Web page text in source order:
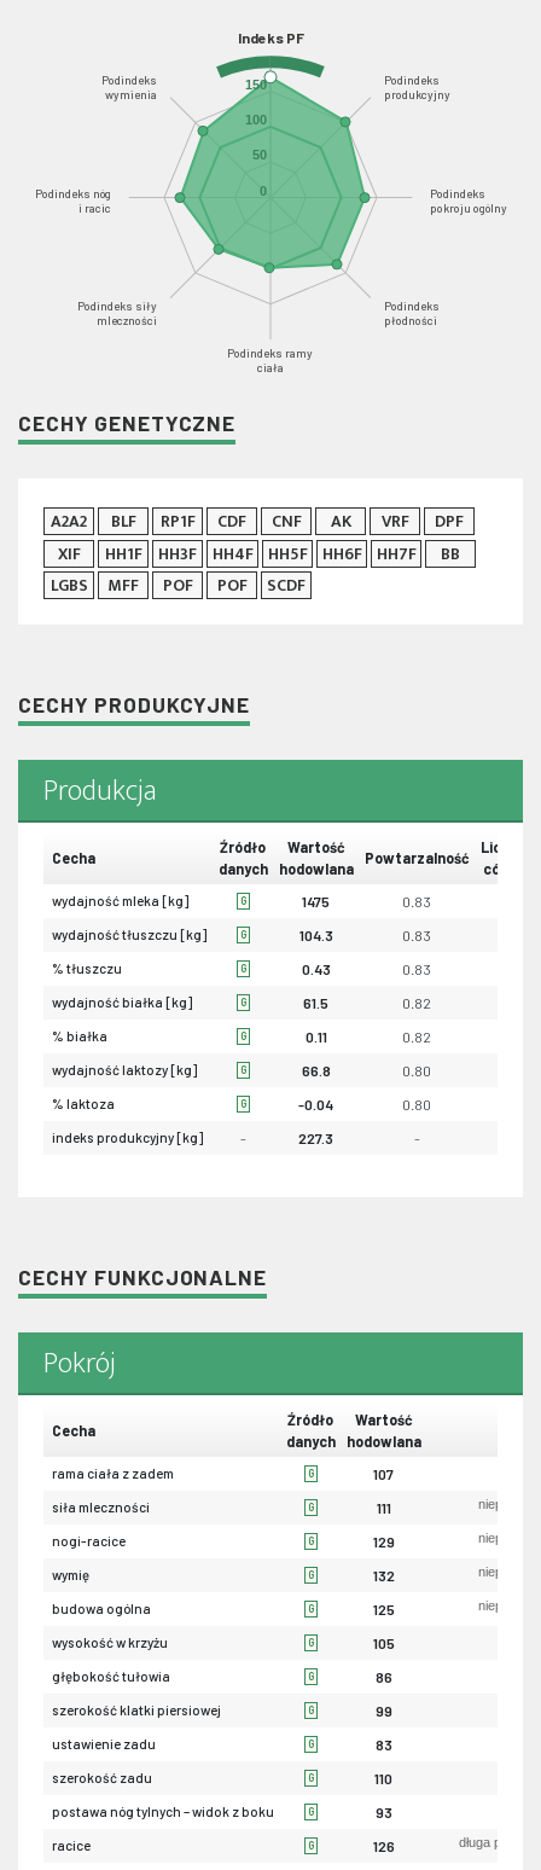
Indeks PF
Podindeks
produkcyjny
Podindeks
pokroju ogólny
Podindeks
płodności
Podindeks ramy
ciała
Podindeks siły
mleczności
Podindeks nóg
i racic
Podindeks
wymienia
0
50
100
150
CECHY GENETYCZNE
A2A2 BLF RP1F CDF CNF AK VRF
DPF
XIF
HH1F HH3F HH4F HH5F HH6F HH7F
BB
LGBS
MFF POF POF SCDF
CECHY PRODUKCYJNE
Produkcja
Cecha
Źródło
danych
Wartość
hodowlana
Powtarzalność
Liczba
córek
wydajność mleka [kg] G 1475 0.83
wydajność tłuszczu [kg] G 104.3 0.83
% tłuszczu G 0.43 0.83
wydajność białka [kg] G 61.5 0.82
% białka G 0.11 0.82
wydajność laktozy [kg] G 66.8 0.80
% laktoza G -0.04 0.80
indeks produkcyjny [kg] - 227.3 -
CECHY FUNKCJONALNE
Pokrój
Cecha
Źródło
danych
Wartość
hodowlana
rama ciała z zadem G 107
siła mleczności G 111
nogi-racice G 129
wymię G 132
budowa ogólna G 125
wysokość w krzyżu G 105
głębokość tułowia G 86
szerokość klatki piersiowej G 99
ustawienie zadu G 83
szerokość zadu G 110
postawa nóg tylnych – widok z boku G 93
racice G 126 długa